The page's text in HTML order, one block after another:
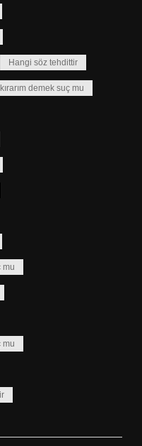
Hangi söz tehdittir
demek suç mu
mu
mu